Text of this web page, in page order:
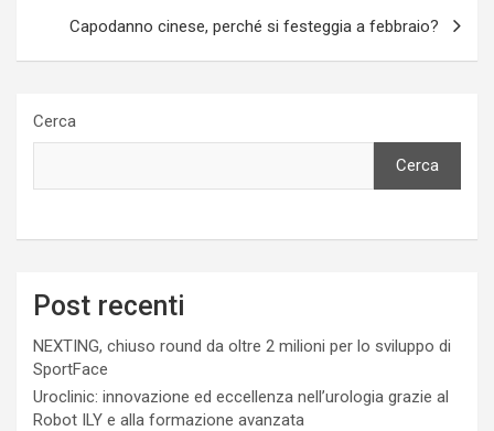
Capodanno cinese, perché si festeggia a febbraio?
Cerca
Cerca
Post recenti
NEXTING, chiuso round da oltre 2 milioni per lo sviluppo di
SportFace
Uroclinic: innovazione ed eccellenza nell’urologia grazie al
Robot ILY e alla formazione avanzata